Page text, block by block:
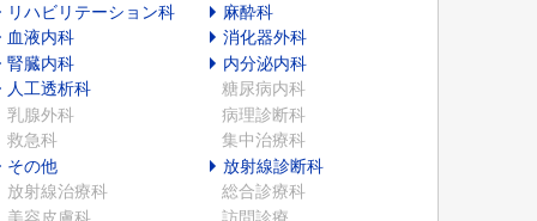
リハビリテーション科
麻酔科
血液内科
消化器外科
腎臓内科
内分泌内科
人工透析科
糖尿病内科
乳腺外科
病理診断科
救急科
集中治療科
その他
放射線診断科
放射線治療科
総合診療科
美容皮膚科
訪問診療